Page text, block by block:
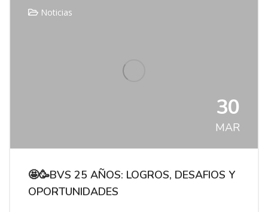
Noticias
30
MAR
🤩🥳BVS 25 AÑOS: LOGROS, DESAFIOS Y
OPORTUNIDADES